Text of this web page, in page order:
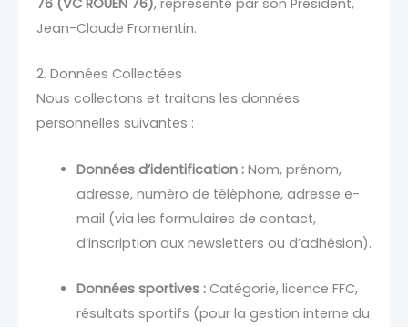
76 (VC ROUEN 76), représenté par son Président,
Jean-Claude Fromentin.
2. Données Collectées
Nous collectons et traitons les données
personnelles suivantes :
Données d’identification :Nom, prénom,
adresse, numéro de téléphone, adresse e-
mail (via les formulaires de contact,
d’inscription aux newsletters ou d’adhésion).
Données sportives :Catégorie, licence FFC,
résultats sportifs (pour la gestion interne du